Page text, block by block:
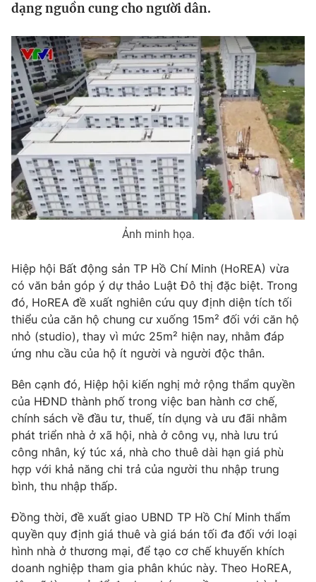
Tin tức
Thế giới đó đây
Câu chuyện quốc tế
Tài chính
Thị trường
Góc doanh nghiệp
Dữ liệu và đời sống
Truyền hình
Phim VTV
Hậu trường
Nhân vật
Khán giả
Giải trí
Điện ảnh
Âm nhạc
Đời sống
Du lịch
Chất lượng cuộc sống
Tuyển sinh
Học trực tuyến
Công nghệ
Hitech Công nghệ tương lai
Sản phẩm
Thị trường
Tư vấn
Giao lưu trực tuyến
Lịch phát sóng
Chuyên mục khác
Emagazine Podcast
Photo Infographic
Video Shorts video
VTV Money VTV Thể thao
dạng nguồn cung cho người dân.
Ảnh minh họa.
Hiệp hội Bất động sản TP Hồ Chí Minh (HoREA) vừa
có văn bản góp ý dự thảo Luật Đô thị đặc biệt. Trong
đó, HoREA đề xuất nghiên cứu quy định diện tích tối
thiểu của căn hộ chung cư xuống 15m² đối với căn hộ
nhỏ (studio), thay vì mức 25m² hiện nay, nhằm đáp
ứng nhu cầu của hộ ít người và người độc thân.
Bên cạnh đó, Hiệp hội kiến nghị mở rộng thẩm quyền
của HĐND thành phố trong việc ban hành cơ chế,
chính sách về đầu tư, thuế, tín dụng và ưu đãi nhằm
phát triển nhà ở xã hội, nhà ở công vụ, nhà lưu trú
công nhân, ký túc xá, nhà cho thuê dài hạn giá phù
hợp với khả năng chi trả của người thu nhập trung
bình, thu nhập thấp.
Đồng thời, đề xuất giao UBND TP Hồ Chí Minh thẩm
quyền quy định giá thuê và giá bán tối đa đối với loại
hình nhà ở thương mại, để tạo cơ chế khuyến khích
doanh nghiệp tham gia phân khúc này. Theo HoREA,